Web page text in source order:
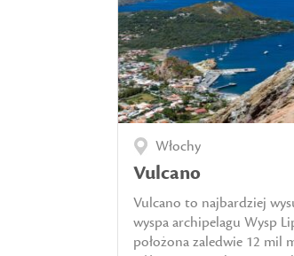
Włochy
Vulcano
Vulcano to najbardziej
wyspa archipelagu Wysp
położona zaledwie 12 mil